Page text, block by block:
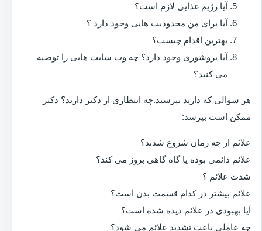
آیا رژیم غذایی لازم است؟
آیا برای من محدودیت هایی وجود دارد ؟
بهترین اقدام چیست؟
آیا بروشوری وجود دارد؟ چه وب سایت هایی را توصیه
می کنید؟
هر سوالی که دارید بپرسید.چه انتظاری از دکتر دارید؟ دکتر
ممکن است بپرسد:
علائم از چه زمان شروع شدند؟
علائم دائمی بوده یا گاه گاهی بروز می کند؟
شدت علائم ؟
علائم بیشتر در کدام قسمت بدن است؟
آیا بهبودی در علائم دیده شده است؟
چه عاملی باعث تشدید علائم می شود؟